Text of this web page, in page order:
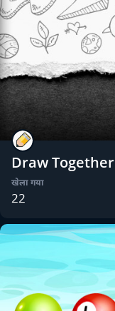
Draw Together
खेला गया
22